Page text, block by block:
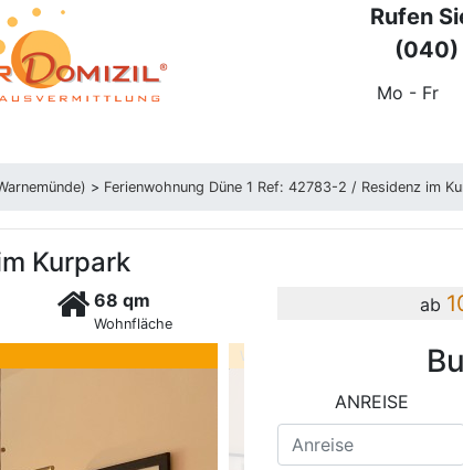
Rufen
(040)
Mo - Fr
> Ferienwohnung Düne 1 Ref: 42783-2 / Residenz im
Kurpark
68 qm
Wohnfläche
ab
Wohnbereich Essbereich Fewo
ANREISE